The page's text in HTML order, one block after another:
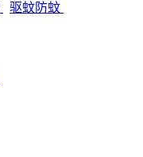
驱蚊防蚊